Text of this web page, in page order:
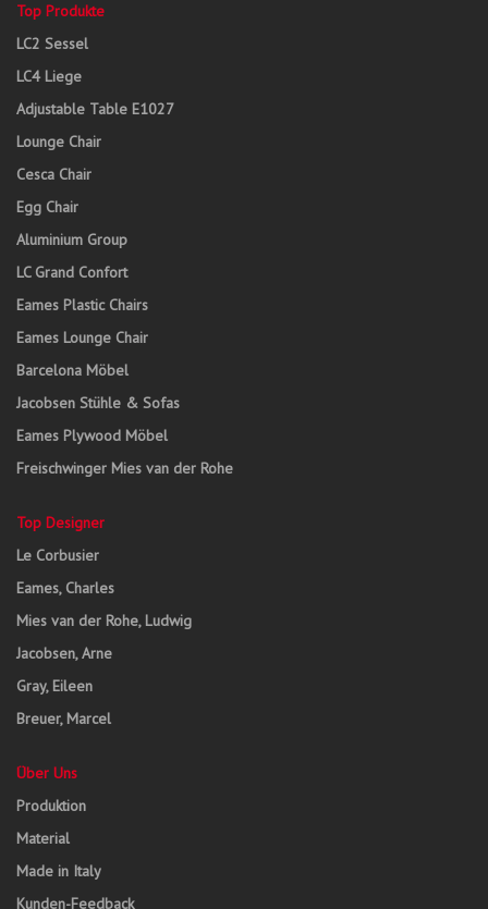
Top Produkte
LC2 Sessel
LC4 Liege
Adjustable Table E1027
Lounge Chair
Cesca Chair
Egg Chair
Aluminium Group
LC Grand Confort
Eames Plastic Chairs
Eames Lounge Chair
Barcelona Möbel
Jacobsen Stühle & Sofas
Eames Plywood Möbel
Freischwinger Mies van der Rohe
Top Designer
Le Corbusier
Eames, Charles
Mies van der Rohe, Ludwig
Jacobsen, Arne
Gray, Eileen
Breuer, Marcel
Über Uns
Produktion
Material
Made in Italy
Kunden-Feedback